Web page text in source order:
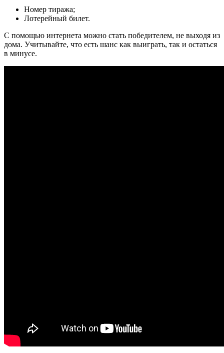
Номер тиража;
Лотерейный билет.
С помощью интернета можно стать победителем, не выходя из
дома. Учитывайте, что есть шанс как выиграть, так и остаться
в минусе.